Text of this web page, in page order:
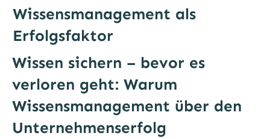
Wissensmanagement als
Erfolgsfaktor
Wissen sichern – bevor es
verloren geht: Warum
Wissensmanagement über den
Unternehmenserfolg